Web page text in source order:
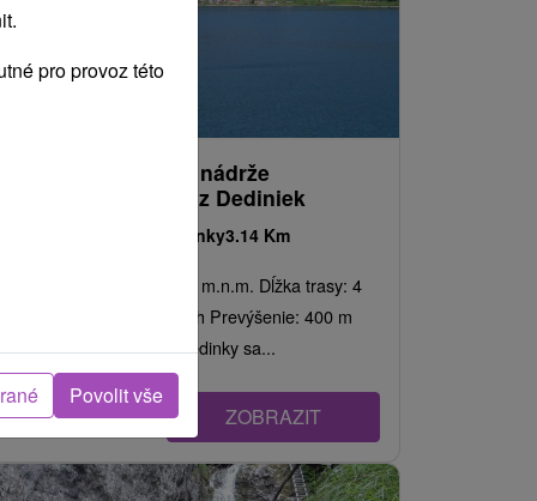
Túra okolo Vodnej nádrže
Palcmanská Máša z Dediniek
Dedinky3.14 Km
Nadmorská výška: 786,1 m.n.m. Dĺžka trasy: 4
km Trvanie: 1 až 1 a pol h Prevýšenie: 400 m
Farba značky: Z obce Dedinky sa...
ZOBRAZIT
pro provoz této
Povolit vše